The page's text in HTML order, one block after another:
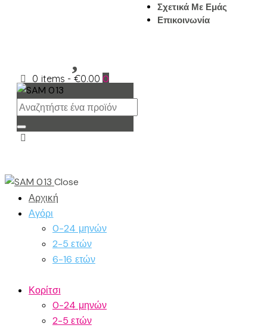
Σχετικά Με Εμάς
Επικοινωνία
0 items - €0.00 0
Close
Αρχική
Αγόρι
0-24 μηνών
2-5 ετών
6-16 ετών
Κορίτσι
0-24 μηνών
2-5 ετών